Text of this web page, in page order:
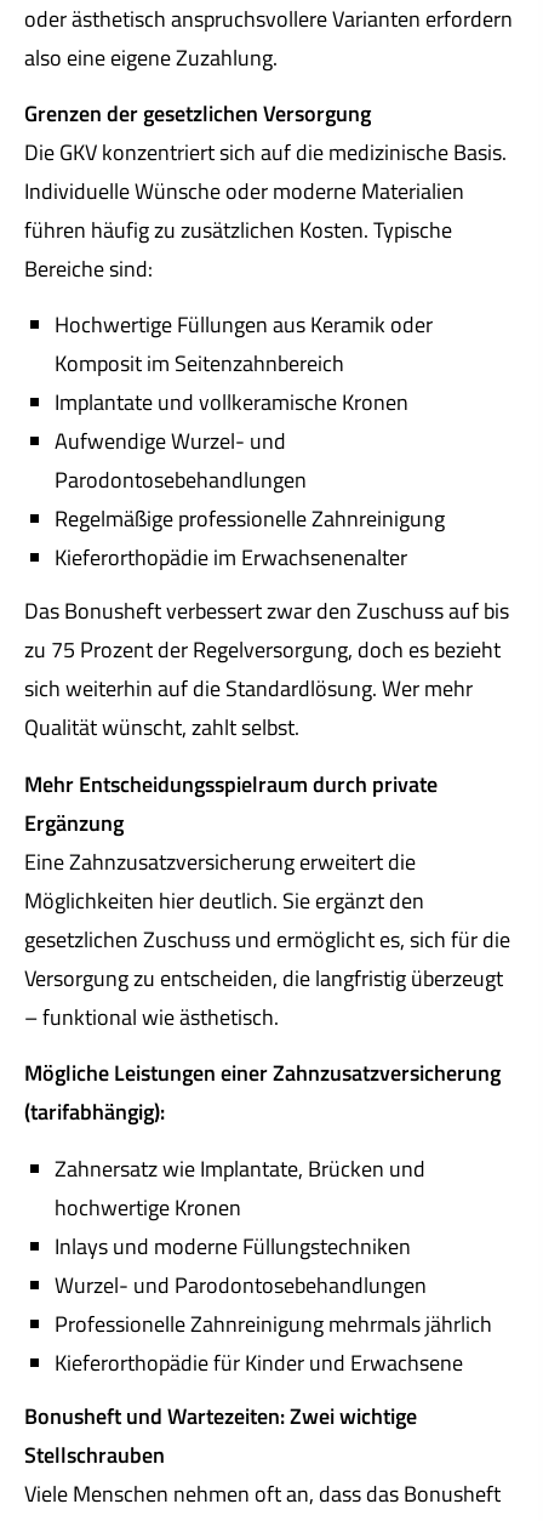
oder ästhetisch anspruchsvollere Varianten erfordern
also eine eigene Zuzahlung.
Grenzen der gesetzlichen Versorgung
Die GKV konzentriert sich auf die medizinische Basis.
Individuelle Wünsche oder moderne Materialien
führen häufig zu zusätzlichen Kosten. Typische
Bereiche sind:
Hochwertige Füllungen aus Keramik oder
Komposit im Seitenzahnbereich
Implantate und vollkeramische Kronen
Aufwendige Wurzel- und
Parodontosebehandlungen
Regelmäßige professionelle Zahnreinigung
Kieferorthopädie im Erwachsenenalter
Das Bonusheft verbessert zwar den Zuschuss auf bis
zu 75 Prozent der Regelversorgung, doch es bezieht
sich weiterhin auf die Standardlösung. Wer mehr
Qualität wünscht, zahlt selbst.
Mehr Entscheidungsspielraum durch private
Ergänzung
Eine Zahn­zu­satz­ver­si­che­rung erweitert die
Möglichkeiten hier deutlich. Sie ergänzt den
gesetzlichen Zuschuss und ermöglicht es, sich für die
Versorgung zu entscheiden, die langfristig überzeugt
– funktional wie ästhetisch.
Mögliche Leistungen einer Zahn­zu­satz­ver­si­che­rung
(tarifabhängig):
Zahnersatz wie Implantate, Brücken und
hochwertige Kronen
Inlays und moderne Füllungstechniken
Wurzel- und Parodontosebehandlungen
Professionelle Zahnreinigung mehrmals jährlich
Kieferorthopädie für Kinder und Erwachsene
Bonusheft und Wartezeiten: Zwei wichtige
Stellschrauben
Viele Menschen nehmen oft an, dass das Bonusheft